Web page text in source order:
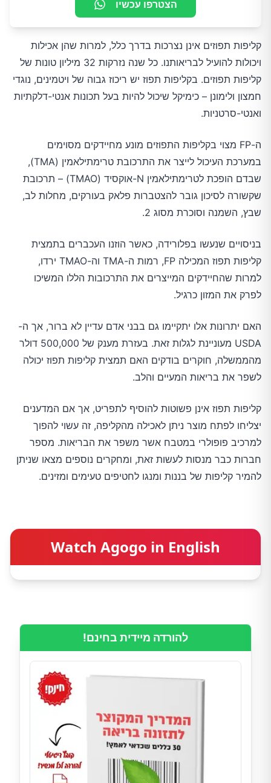
הצטרפו עכשיו
קליפות תפוזים אינן נצרכות בדרך כלל, למרות שהן אכילות
ויכולות להועיל לבריאותנו. כל שנה נזרקות 32 מיליון טונות של
קליפות תפוזים. בקליפות תפוז יש ריכוז גבוה של ויטמינים, נוגדי
חמצון ולימונן – כימיקל שיכול להיות בעל תכונות אנטי-דלקתיות
ואנטי-סרטניות.
ה-FP מצוי בקליפות התפוזים מונע מחיידקים מסוימים
במערכת העיכול לייצר את התרכובת טרימתילאמין (TMA),
שבדם הופכת לטרימתילאמין N-אוקסיד (TMAO) – תרכובת
שקשורה לסיכון גובר להצטברות פלאק בעורקים, מחלות לב,
שבץ, השמנה וסוכרת מסוג 2.
בניסויים שנעשו בפלורידה, כאשר הוזנו העכברים בתמצית
קליפות תפוז המכילה FP, רמות ה-TMA וה-TMAO ירדו,
למרות שהחיידקים המייצרים את התרכובות הללו המשיכו
לפרק את המזון כרגיל.
האם יתרונות אלו יתקיימו גם בבני אדם עדיין לא ברור, אך ה-
USDA מעוניינת לגלות זאת. בעזרת מענק של 500,000 דולר
מהממשלה, חוקרים בודקים האם תמצית קליפות תפוז יכולה
לשפר את בריאות המעיים והלב.
קליפות תפוז אינן פשוטות להוסיף לתפריט, אך אם המדענים
יצליחו לפתח מוצר ניתן לאכילה מהקליפה, זה עשוי להפוך
למרכיב פופולרי במטבח אשר משפר את הבריאות. מספר
חברות כבר מנסות לעשות זאת, ומחקרים נוספים מצאו שניתן
להמיר קליפות של בננות ומנגו לחטיפים טעימים ומזינים.
Watch Agogo in English
להורדה מיידית בחינם!